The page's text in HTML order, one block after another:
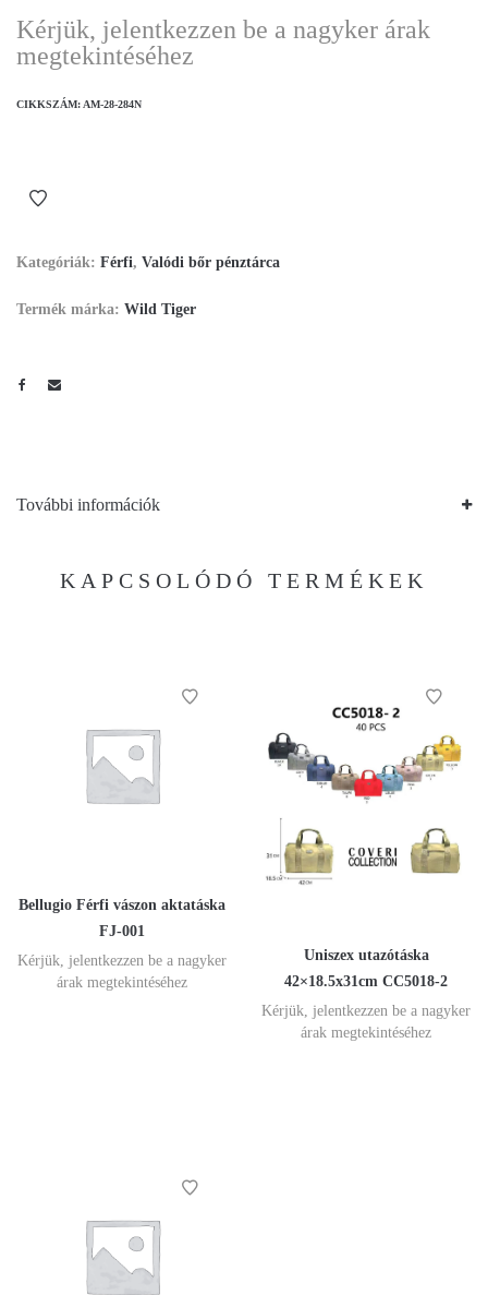
Kérjük, jelentkezzen be a nagyker árak
megtekintéséhez
CIKKSZÁM: AM-28-284N
Kategóriák: Férfi, Valódi bőr pénztárca
Termék márka: Wild Tiger
További információk
KAPCSOLÓDÓ TERMÉKEK
Bellugio Férfi vászon aktatáska
FJ-001
Kérjük, jelentkezzen be a nagyker
árak megtekintéséhez
Uniszex utazótáska
42×18.5x31cm CC5018-2
Kérjük, jelentkezzen be a nagyker
árak megtekintéséhez